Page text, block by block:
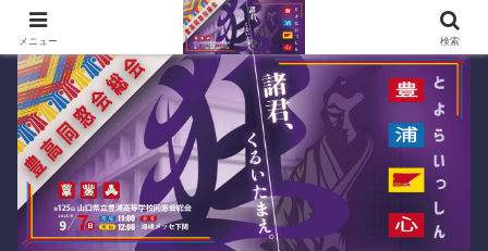
第125回山口県立豊浦高等学校同窓会総会 会報Vol.63
メニュー 検索